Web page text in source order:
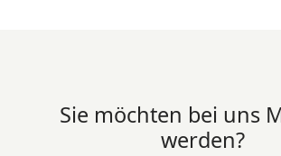
Sie möchten bei uns
werden?